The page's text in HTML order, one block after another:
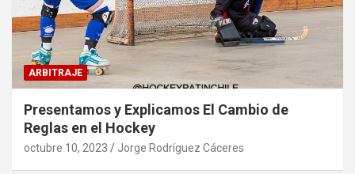
ARBITRAJE
Presentamos y Explicamos El Cambio de
Reglas en el Hockey
octubre 10, 2023 Jorge Rodríguez Cáceres